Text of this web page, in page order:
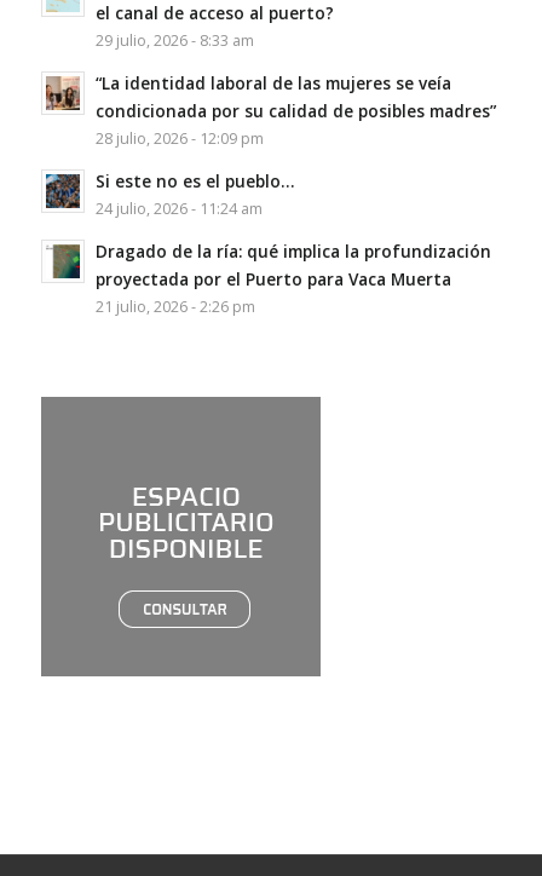
el canal de acceso al puerto?
29 julio, 2026 - 8:33 am
“La identidad laboral de las mujeres se veía
condicionada por su calidad de posibles madres”
28 julio, 2026 - 12:09 pm
Si este no es el pueblo…
24 julio, 2026 - 11:24 am
Dragado de la ría: qué implica la profundización
proyectada por el Puerto para Vaca Muerta
21 julio, 2026 - 2:26 pm